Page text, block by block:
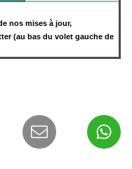
nos mises à jour,
(au bas du volet gauche de